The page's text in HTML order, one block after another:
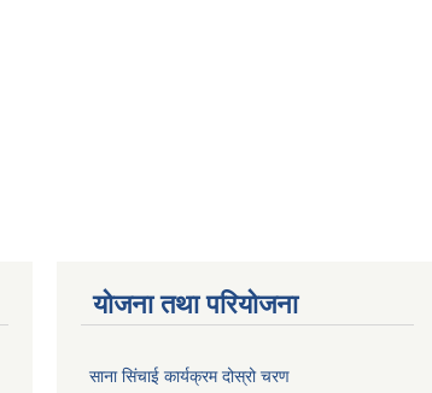
योजना तथा परियोजना
साना सिंचाई कार्यक्रम दोस्रो चरण